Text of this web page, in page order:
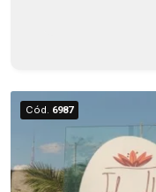
Cód. 6987